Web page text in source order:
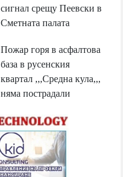
сигнал срещу Пеевски в
Сметната палата
Пожар горя в асфалтова
база в русенския
квартал ,,,Средна кула,,,
няма пострадали